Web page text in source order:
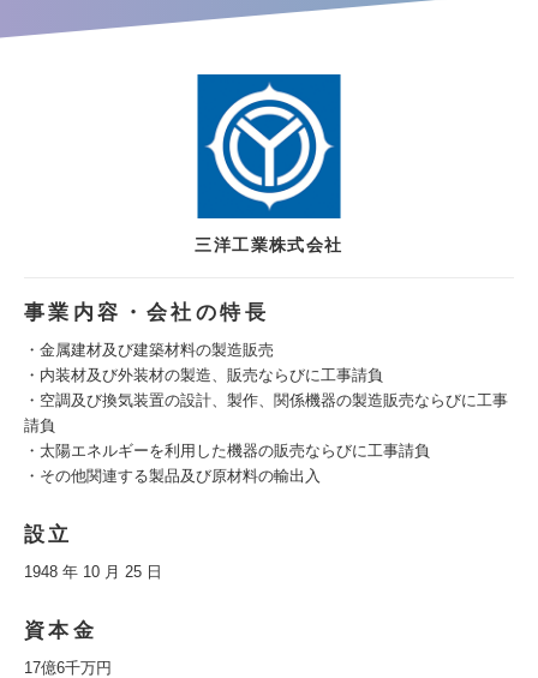
三洋工業株式会社
事業内容・会社の特長
・金属建材及び建築材料の製造販売
・内装材及び外装材の製造、販売ならびに工事請負
・空調及び換気装置の設計、製作、関係機器の製造販売ならびに工事
請負
・太陽エネルギーを利用した機器の販売ならびに工事請負
・その他関連する製品及び原材料の輸出入
設立
1948 年 10 月 25 日
資本金
17億6千万円